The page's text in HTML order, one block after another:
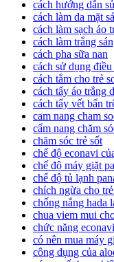
cách hướng dẫn
cách làm da mặt
cách làm sạch áo
cách làm trắng
cách pha sữa nan
cách sử dụng
cách tắm cho trẻ
cách tẩy áo trắng
cách tẩy vết bẩn
cam nang cham
cẩm nang chăm
chăm sóc trẻ sốt
chế độ econavi
chế độ máy giặt
chế độ tủ lạnh
chích ngừa cho
chống nắng hada
chua viem mui
chức năng
có nên mua máy
công dụng của